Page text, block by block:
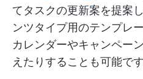
てタスクの更新案を提案
ンツタイプ用のテンプレ
カレンダーやキャンペー
えたりすることも可能です